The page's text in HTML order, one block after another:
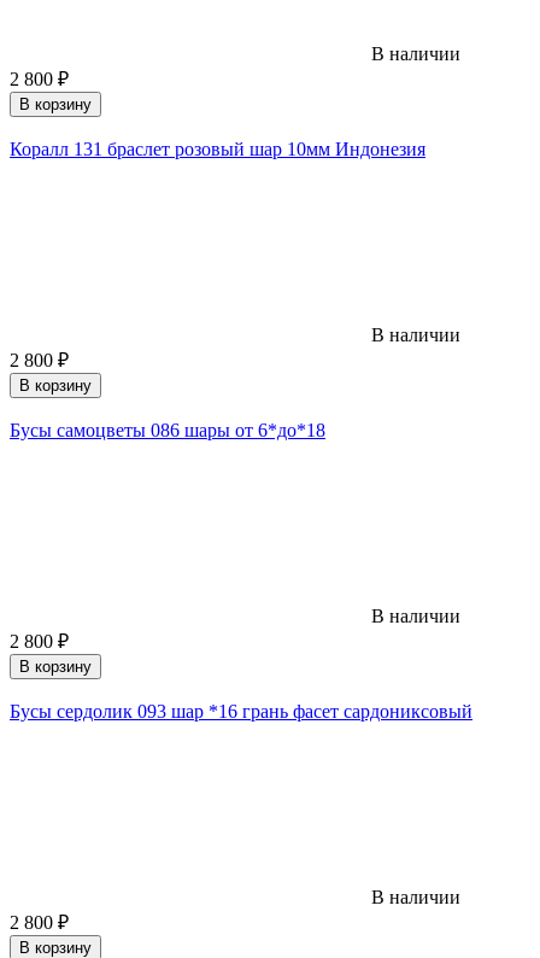
В наличии
2 800 ₽
В корзину
Коралл 131 браслет розовый шар 10мм Индонезия
В наличии
2 800 ₽
В корзину
Бусы самоцветы 086 шары от 6*до*18
В наличии
2 800 ₽
В корзину
Бусы сердолик 093 шар *16 грань фасет сардониксовый
В наличии
2 800 ₽
В корзину